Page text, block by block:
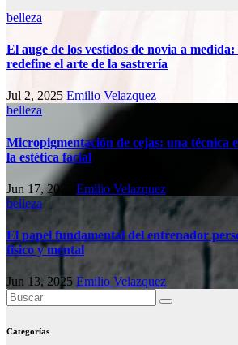
belleza
El auge de los vestidos de novia a
redefine el arte de la sastrería
Jul 2, 2025 Emilio Velazquez
belleza
Micropigmentación de cejas: una técnica
la estética facial
Jun 17, 2025 Emilio Velazquez
belleza
El papel fundamental del entrenador
físico y mental
Jun 13, 2025 Emilio Velazquez
Categorías